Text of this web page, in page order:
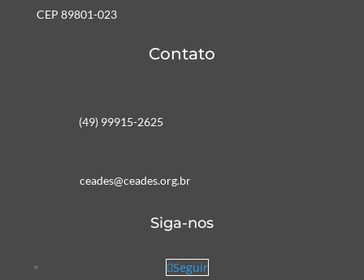
CEP 89801-023
Contato
(49) 99915-2625
ceades@ceades.org.br
Siga-nos
Seguir